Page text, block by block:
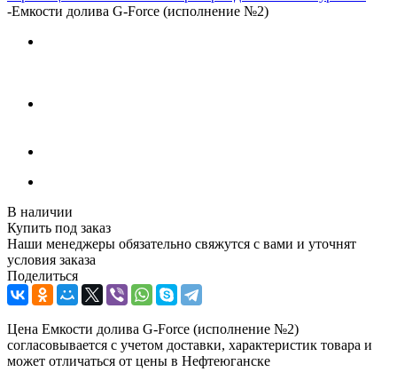
-Емкости долива G-Force (исполнение №2)
В наличии
Купить под заказ
Наши менеджеры обязательно свяжутся с вами и уточнят
условия заказа
Поделиться
Цена Емкости долива G-Force (исполнение №2)
согласовывается с учетом доставки, характеристик товара и
может отличаться от цены в Нефтеюганске